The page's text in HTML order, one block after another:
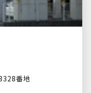
番地